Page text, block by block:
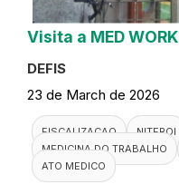
Visita a MED WORK
DEFIS
23 de March de 2026
FISCALIZACAO
NITEROI
MEDICINA DO TRABALHO
ATO MEDICO